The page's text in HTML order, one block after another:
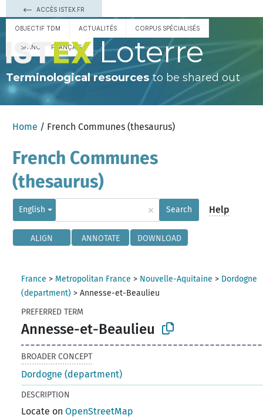
ACCÈS ISTEX.FR
OBJECTIF TDM ACTUALITÉS CORPUS SPÉCIALISÉS
ESPAÑOL FRANÇAIS Loterre
Terminological resourcesto be shared out
Home / French Communes (thesaurus)
French Communes
(thesaurus)
English × Search Help
ALIGN ANNOTATE DOWNLOAD
France > Metropolitan France > Nouvelle-Aquitaine > Dordogne
(department) >Annesse-et-Beaulieu
PREFERRED TERM
Annesse-et-Beaulieu
BROADER CONCEPT
Dordogne (department)
DESCRIPTION
Locate onOpenStreetMap